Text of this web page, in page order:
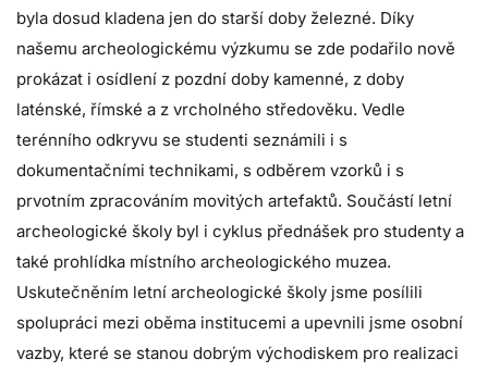
byla dosud kladena jen do starší doby železné. Díky
našemu archeologickému výzkumu se zde podařilo nově
prokázat i osídlení z pozdní doby kamenné, z doby
laténské, římské a z vrcholného středověku. Vedle
terénního odkryvu se studenti seznámili i s
dokumentačními technikami, s odběrem vzorků i s
prvotním zpracováním movitých artefaktů. Součástí letní
archeologické školy byl i cyklus přednášek pro studenty a
také prohlídka místního archeologického muzea.
Uskutečněním letní archeologické školy jsme posílili
spolupráci mezi oběma institucemi a upevnili jsme osobní
vazby, které se stanou dobrým východiskem pro realizaci